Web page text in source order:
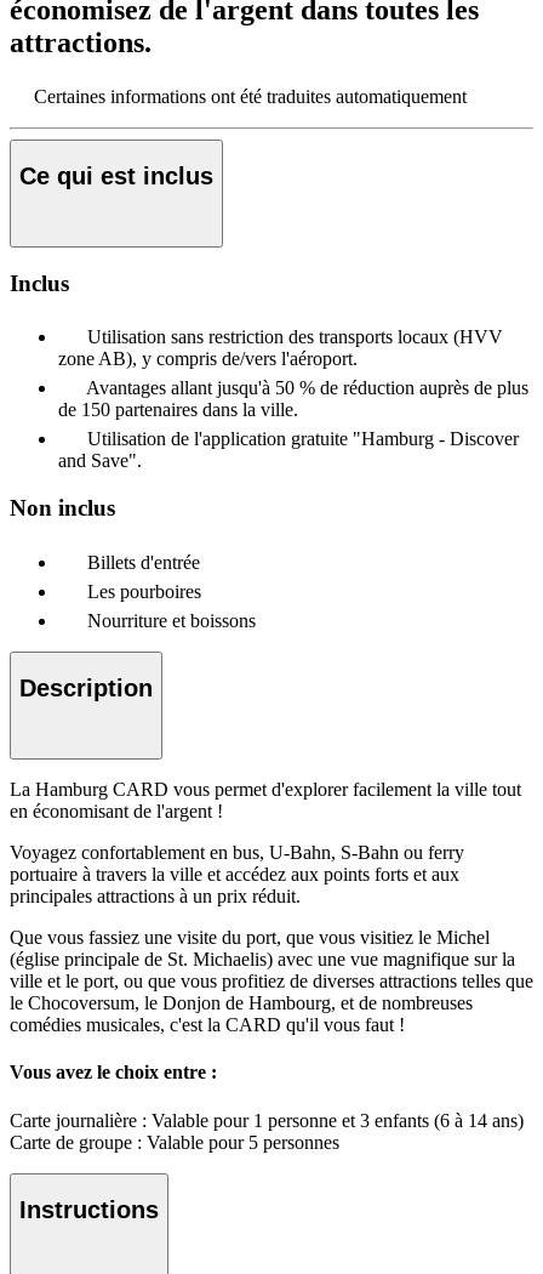
économisez de l'argent dans toutes les
attractions.
Certaines informations ont été traduites automatiquement
Ce qui est inclus
Inclus
Utilisation sans restriction des transports locaux (HVV
zone AB), y compris de/vers l'aéroport.
Avantages allant jusqu'à 50 % de réduction auprès de plus
de 150 partenaires dans la ville.
Utilisation de l'application gratuite "Hamburg - Discover
and Save".
Non inclus
Billets d'entrée
Les pourboires
Nourriture et boissons
Description
La Hamburg CARD vous permet d'explorer facilement la ville tout
en économisant de l'argent !
Voyagez confortablement en bus, U-Bahn, S-Bahn ou ferry
portuaire à travers la ville et accédez aux points forts et aux
principales attractions à un prix réduit.
Que vous fassiez une visite du port, que vous visitiez le Michel
(église principale de St. Michaelis) avec une vue magnifique sur la
ville et le port, ou que vous profitiez de diverses attractions telles que
le Chocoversum, le Donjon de Hambourg, et de nombreuses
comédies musicales, c'est la CARD qu'il vous faut !
Vous avez le choix entre :
Carte journalière : Valable pour 1 personne et 3 enfants (6 à 14 ans)
Carte de groupe : Valable pour 5 personnes
Instructions